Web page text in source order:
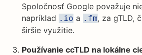
Spoločnosť Google považuje
napríklad .io a .fm, za gTLD,
širšie využitie.
Používanie ccTLD na lokálne